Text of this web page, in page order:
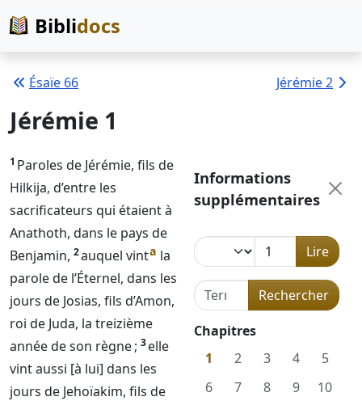
Biblidocs
Ésaïe 66 Jérémie 2
Jérémie 1
1 Paroles de Jérémie, fils de
Hilkija, d’entre les
sacrificateurs qui étaient à
Anathoth, dans le pays de
Benjamin, 2auquel vinta la
parole de l’Éternel, dans les
jours de Josias, fils d’Amon,
roi de Juda, la treizième
année de son règne ; 3elle
vint aussi [à lui] dans les
jours de Jehoïakim, fils de
Informations
supplémentaires
Lire
Terme de recherche dans
Rechercher
Chapitres
1
2 3 4
5
6
7 8 9
10